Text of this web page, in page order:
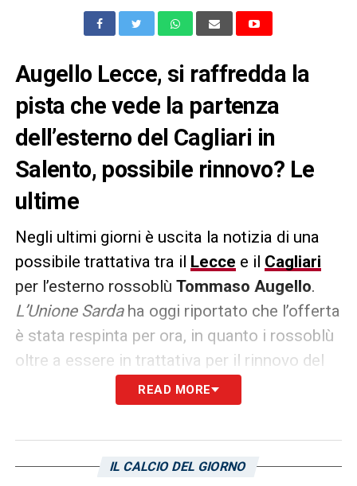
Augello Lecce, si raffredda la
pista che vede la partenza
dell’esterno del Cagliari in
Salento, possibile rinnovo? Le
ultime
Negli ultimi giorni è uscita la notizia di una
possibile trattativa tra il Lecce e il Cagliari
per l’esterno rossoblù Tommaso Augello.
L’Unione Sardaha oggi riportato che l’offerta
è stata respinta per ora, in quanto i rossoblù
oltre a essere in trattativa per il rinnovo del
Sampdoria, non riuscirebbero a
trovare un’alternativa di livello entro la fine
colpo di scena nei prossimi giorni.
READ MORE
IL CALCIO DEL GIORNO